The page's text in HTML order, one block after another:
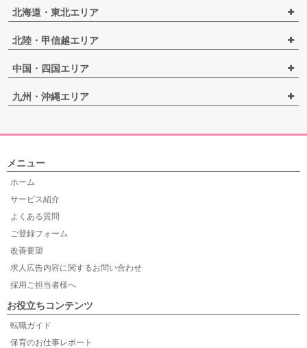
北海道・東北エリア
北陸・甲信越エリア
中国・四国エリア
九州・沖縄エリア
メニュー
ホーム
サービス紹介
よくある質問
ご登録フォーム
改善要望
求人広告内容に関するお問い合わせ
採用ご担当者様へ
お役立ちコンテンツ
転職ガイド
保育のお仕事レポート